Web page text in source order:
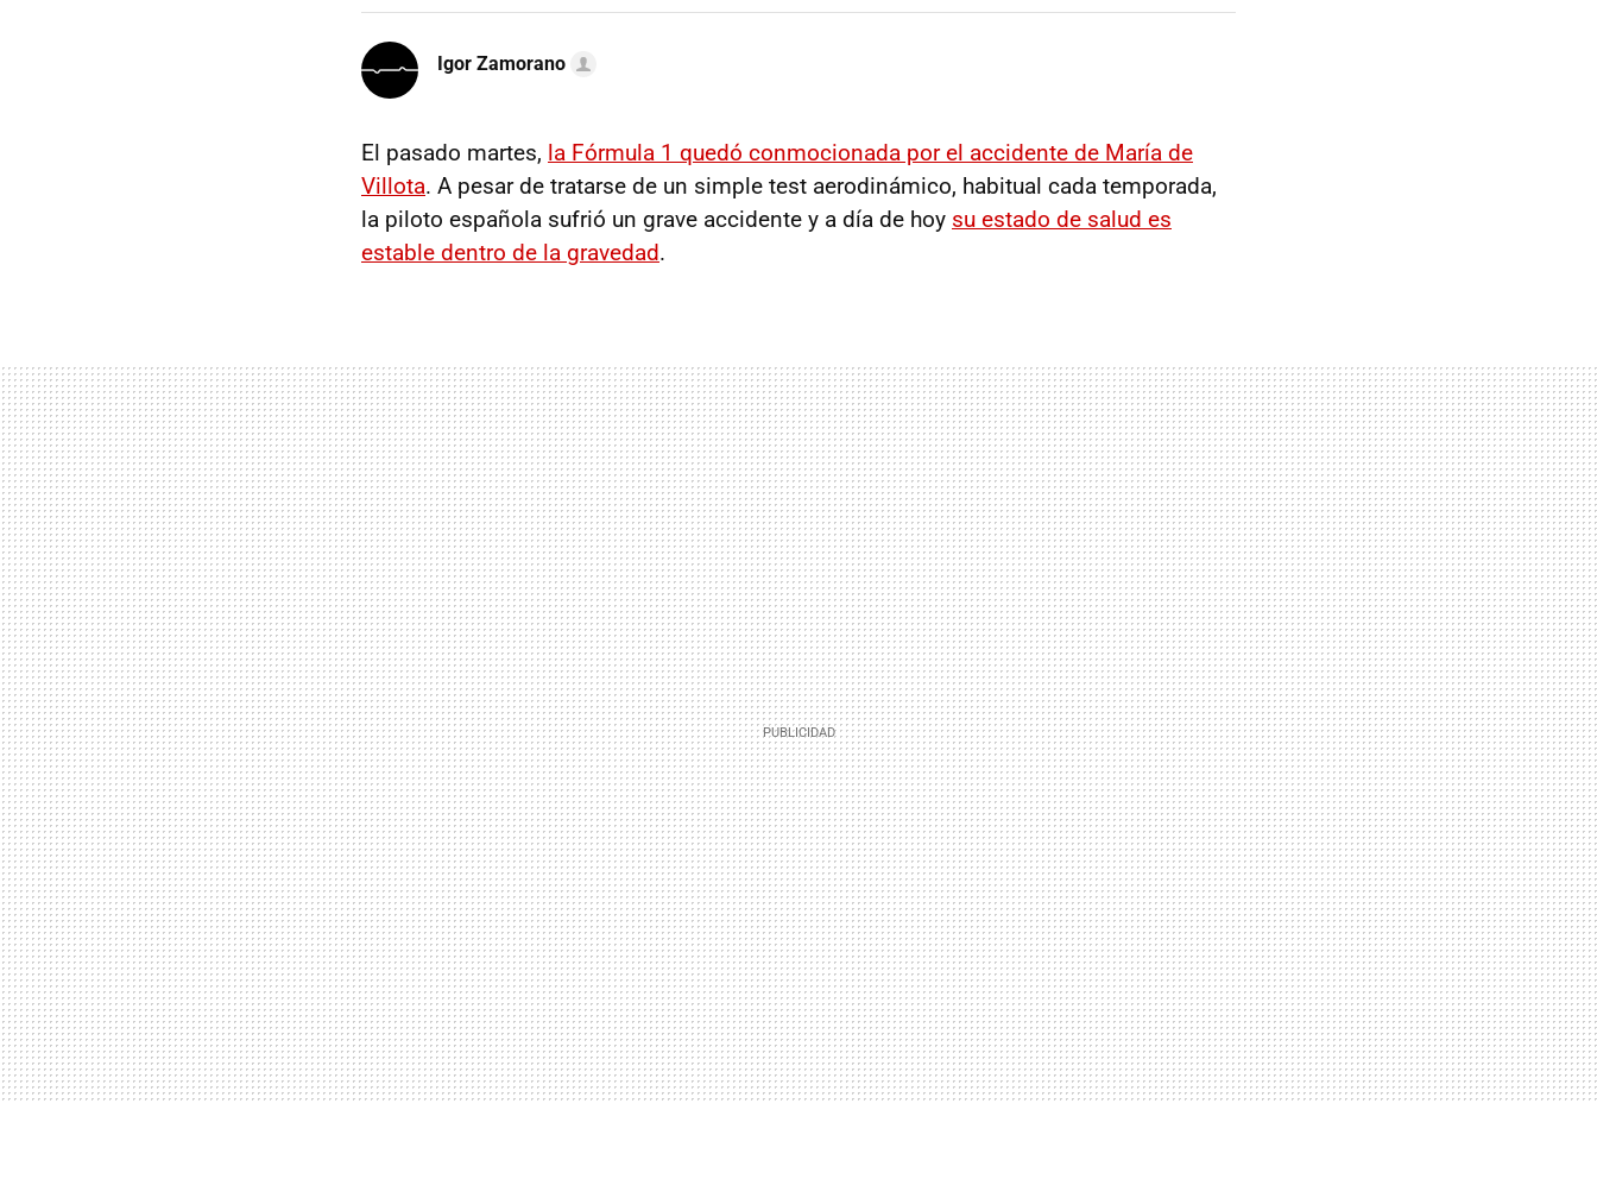
Igor Zamorano
El pasado martes, la Fórmula 1 quedó conmocionada por el accidente de María de
Villota. A pesar de tratarse de un simple test aerodinámico, habitual cada temporada,
la piloto española sufrió un grave accidente y a día de hoy su estado de salud es
estable dentro de la gravedad.